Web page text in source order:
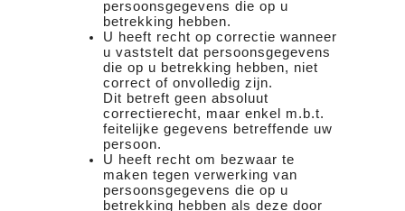
persoonsgegevens die op u
betrekking hebben.
U heeft recht op correctie wanneer
u vaststelt dat persoonsgegevens
die op u betrekking hebben, niet
correct of onvolledig zijn.
Dit betreft geen absoluut
correctierecht, maar enkel m.b.t.
feitelijke gegevens betreffende uw
persoon.
U heeft recht om bezwaar te
maken tegen verwerking van
persoonsgegevens die op u
betrekking hebben als deze door